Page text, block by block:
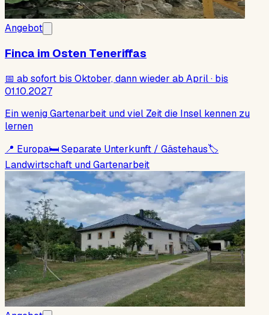
Angebot
Finca im Osten Teneriffas
📅 ab sofort bis Oktober, dann wieder ab April · bis
01.10.2027
Ein wenig Gartenarbeit und viel Zeit die Insel kennen zu
lernen
📍 Europa🛏Separate Unterkunft / Gästehaus🏷
Landwirtschaft und Gartenarbeit